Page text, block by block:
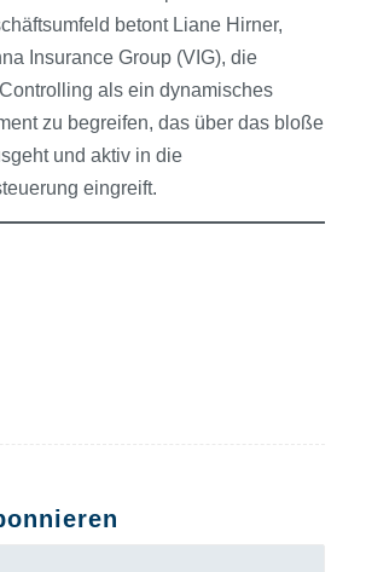
betont Liane Hirner,
Insurance Group (VIG), die
als ein dynamisches
zu begreifen, das über das bloße
und aktiv in die
eingreift.